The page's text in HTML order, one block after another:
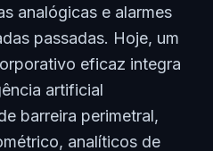
analógicas e alarmes
passadas. Hoje, um
eficaz integra
artificial
barreira perimetral,
analíticos de